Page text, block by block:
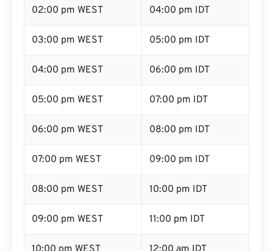
02:00 pm WEST 04:00 pm IDT
03:00 pm WEST 05:00 pm IDT
04:00 pm WEST 06:00 pm IDT
05:00 pm WEST 07:00 pm IDT
06:00 pm WEST 08:00 pm IDT
07:00 pm WEST 09:00 pm IDT
08:00 pm WEST 10:00 pm IDT
09:00 pm WEST 11:00 pm IDT